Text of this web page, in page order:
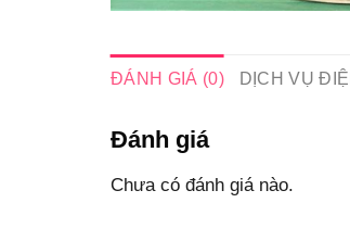
ĐÁNH GIÁ (0) DỊCH VỤ
Đánh giá
Chưa có đánh giá nào.